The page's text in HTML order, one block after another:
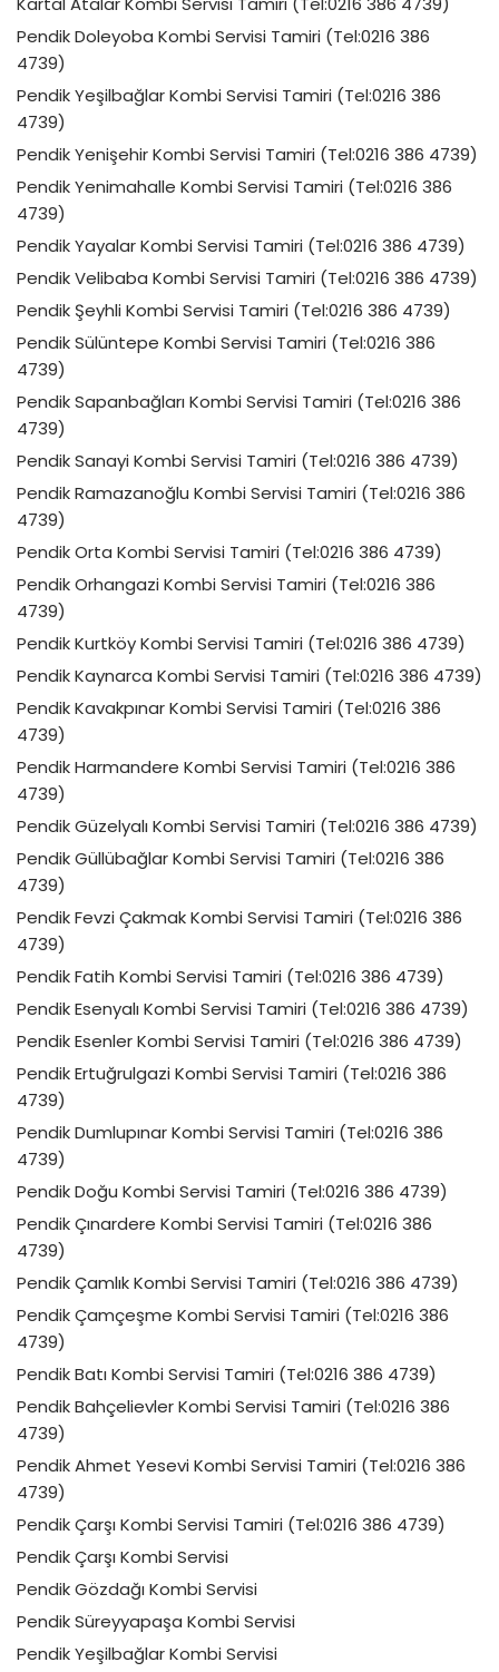
Pendik Doleyoba Kombi Servisi Tamiri (Tel:0216 386
4739)
Pendik Yeşilbağlar Kombi Servisi Tamiri (Tel:0216 386
4739)
Pendik Yenişehir Kombi Servisi Tamiri (Tel:0216 386 4739)
Pendik Yenimahalle Kombi Servisi Tamiri (Tel:0216 386
4739)
Pendik Yayalar Kombi Servisi Tamiri (Tel:0216 386 4739)
Pendik Velibaba Kombi Servisi Tamiri (Tel:0216 386 4739)
Pendik Şeyhli Kombi Servisi Tamiri (Tel:0216 386 4739)
Pendik Sülüntepe Kombi Servisi Tamiri (Tel:0216 386
4739)
Pendik Sapanbağları Kombi Servisi Tamiri (Tel:0216 386
4739)
Pendik Sanayi Kombi Servisi Tamiri (Tel:0216 386 4739)
Pendik Ramazanoğlu Kombi Servisi Tamiri (Tel:0216 386
4739)
Pendik Orta Kombi Servisi Tamiri (Tel:0216 386 4739)
Pendik Orhangazi Kombi Servisi Tamiri (Tel:0216 386
4739)
Pendik Kurtköy Kombi Servisi Tamiri (Tel:0216 386 4739)
Pendik Kaynarca Kombi Servisi Tamiri (Tel:0216 386 4739)
Pendik Kavakpınar Kombi Servisi Tamiri (Tel:0216 386
4739)
Pendik Harmandere Kombi Servisi Tamiri (Tel:0216 386
4739)
Pendik Güzelyalı Kombi Servisi Tamiri (Tel:0216 386 4739)
Pendik Güllübağlar Kombi Servisi Tamiri (Tel:0216 386
4739)
Pendik Fevzi Çakmak Kombi Servisi Tamiri (Tel:0216 386
4739)
Pendik Fatih Kombi Servisi Tamiri (Tel:0216 386 4739)
Pendik Esenyalı Kombi Servisi Tamiri (Tel:0216 386 4739)
Pendik Esenler Kombi Servisi Tamiri (Tel:0216 386 4739)
Pendik Ertuğrulgazi Kombi Servisi Tamiri (Tel:0216 386
4739)
Pendik Dumlupınar Kombi Servisi Tamiri (Tel:0216 386
4739)
Pendik Doğu Kombi Servisi Tamiri (Tel:0216 386 4739)
Pendik Çınardere Kombi Servisi Tamiri (Tel:0216 386
4739)
Pendik Çamlık Kombi Servisi Tamiri (Tel:0216 386 4739)
Pendik Çamçeşme Kombi Servisi Tamiri (Tel:0216 386
4739)
Pendik Batı Kombi Servisi Tamiri (Tel:0216 386 4739)
Pendik Bahçelievler Kombi Servisi Tamiri (Tel:0216 386
4739)
Pendik Ahmet Yesevi Kombi Servisi Tamiri (Tel:0216 386
4739)
Pendik Çarşı Kombi Servisi Tamiri (Tel:0216 386 4739)
Pendik Çarşı Kombi Servisi
Pendik Gözdağı Kombi Servisi
Pendik Süreyyapaşa Kombi Servisi
Pendik Yeşilbağlar Kombi Servisi